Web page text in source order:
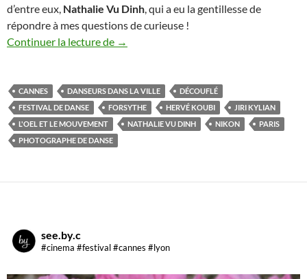
d’entre eux, Nathalie Vu Dinh, qui a eu la gentillesse de
répondre à mes questions de curieuse !
Continuer la lecture de Nathalie Vu Dinh, photographe
→
CANNES DANSEURS DANS LA VILLE
DÉCOUFLÉ
FESTIVAL DE DANSE
FORSYTHE HERVÉ KOUBI
JIRI KYLIAN
L'OEL ET LE MOUVEMENT
NATHALIE VU DINH NIKON
PARIS
PHOTOGRAPHE DE DANSE
see.by.c
#cinema #festival #cannes #lyon